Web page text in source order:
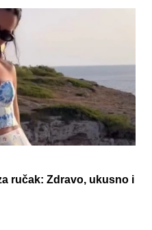
ručak: Zdravo, ukusno i